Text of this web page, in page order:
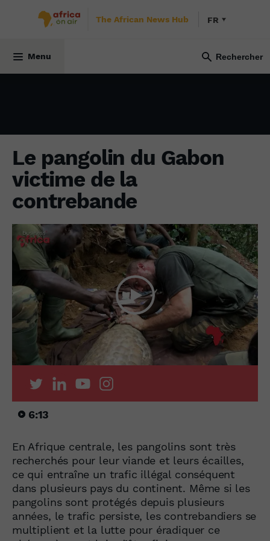
The African News Hub FR
Menu
Le pangolin du Gabon
victime de la
contrebande
6:13
En Afrique centrale, les pangolins sont très
recherchés pour leur viande et leurs écailles,
ce qui entraîne un trafic illégal conséquent
dans plusieurs pays du continent. Même si les
pangolins sont protégés depuis plusieurs
années, le trafic persiste, les contrebandiers se
multiplient et la lutte pour éradiquer ce